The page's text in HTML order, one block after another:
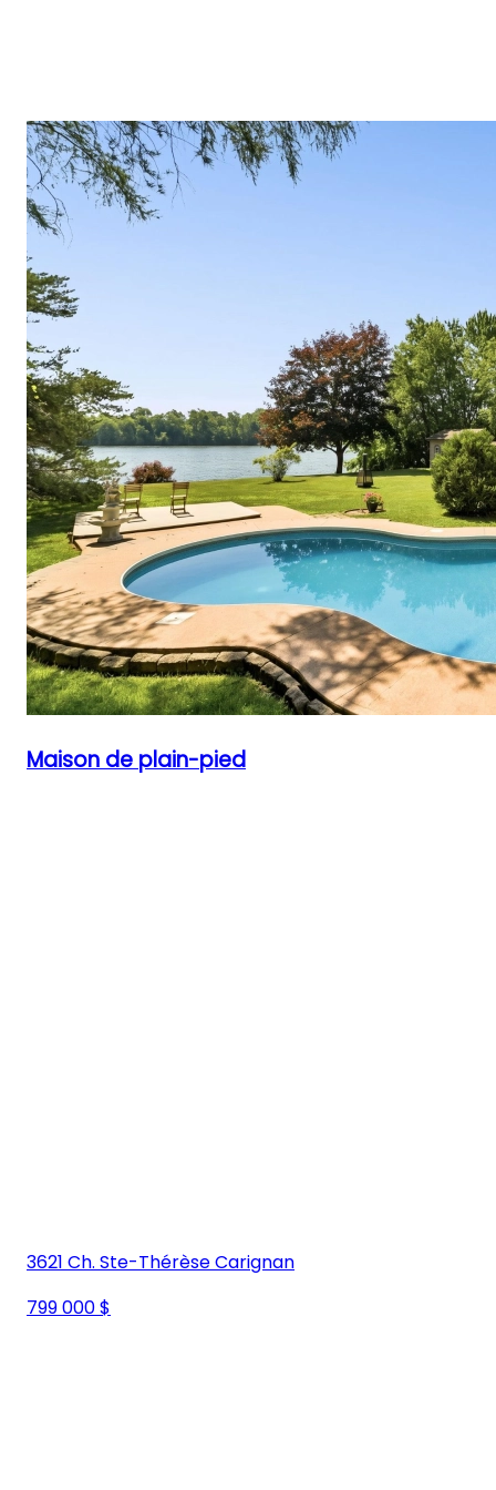
Maison de plain-pied
3621 Ch. Ste-Thérèse Carignan
799 000 $